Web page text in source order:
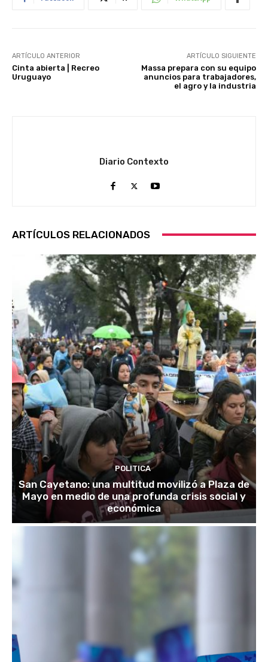
ARTÍCULO ANTERIOR
Cinta abierta | Recreo
Uruguayo
ARTÍCULO SIGUIENTE
Massa prepara con su equipo
anuncios para trabajadores,
el agro y la industria
Diario Contexto
ARTÍCULOS RELACIONADOS
POLITICA
San Cayetano: una multitud movilizó a Plaza de
Mayo en medio de una profunda crisis social y
económica